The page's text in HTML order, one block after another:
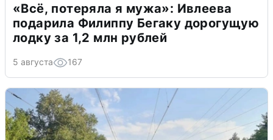
«Всё, потеряла я мужа»: Ивлеева
подарила Филиппу Бегаку дорогущую
лодку за 1,2 млн рублей
5 августа 167